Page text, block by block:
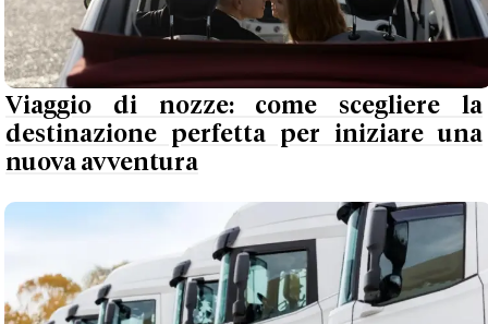
Viaggio di nozze: come scegliere la
destinazione perfetta per iniziare una
nuova avventura